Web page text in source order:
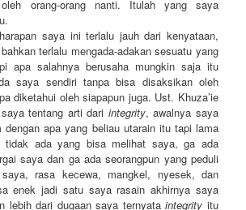
orang-orang nanti. Itulah yang saya
saya ini terlalu jauh dari kenyataan,
terlalu mengada-adakan sesuatu yang
apa salahnya berusaha mungkin saja itu
saya sendiri tanpa bisa disaksikan oleh
diketahui oleh siapapun juga. Ust. Khuza’ie
tentang arti dari integrity, awalnya saya
dengan apa yang beliau utarain itu tapi lama
tidak ada yang bisa melihat saya, ga ada
saya dan ga ada seorangpun yang peduli
rasa kecewa, mangkel, nyesek, dan
enek jadi satu saya rasain akhirnya saya
lebih dari dugaan saya ternyataintegrity itu